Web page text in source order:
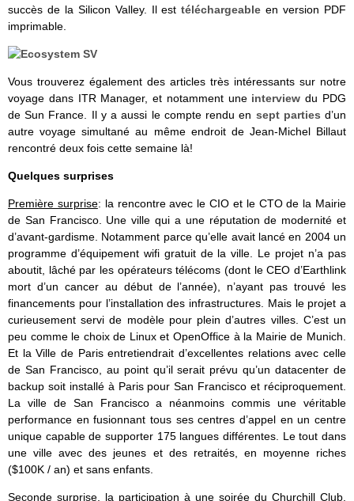
succès de la Silicon Valley. Il esttéléchargeable en version PDF
imprimable.
Vous trouverez également des articles très intéressants sur notre
voyage dans ITR Manager, et notamment une interview du PDG
de Sun France. Il y a aussi le compte rendu en sept parties d’un
autre voyage simultané au même endroit de Jean-Michel Billaut
rencontré deux fois cette semaine là!
Quelques surprises
Première surprise: la rencontre avec le CIO et le CTO de la Mairie
de San Francisco. Une ville qui a une réputation de modernité et
d’avant-gardisme. Notamment parce qu’elle avait lancé en 2004 un
programme d’équipement wifi gratuit de la ville. Le projet n’a pas
aboutit, lâché par les opérateurs télécoms (dont le CEO d’Earthlink
mort d’un cancer au début de l’année), n’ayant pas trouvé les
financements pour l’installation des infrastructures. Mais le projet a
curieusement servi de modèle pour plein d’autres villes. C’est un
peu comme le choix de Linux et OpenOffice à la Mairie de Munich.
Et la Ville de Paris entretiendrait d’excellentes relations avec celle
de San Francisco, au point qu’il serait prévu qu’un datacenter de
backup soit installé à Paris pour San Francisco et réciproquement.
La ville de San Francisco a néanmoins commis une véritable
performance en fusionnant tous ses centres d’appel en un centre
unique capable de supporter 175 langues différentes. Le tout dans
une ville avec des jeunes et des retraités, en moyenne riches
($100K / an) et sans enfants.
Seconde surprise, la participation à une soirée du Churchill Club,